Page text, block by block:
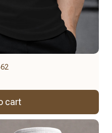
cart